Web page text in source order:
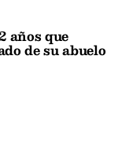
años que
de su abuelo